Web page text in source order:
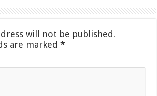
will not be published.
are marked*